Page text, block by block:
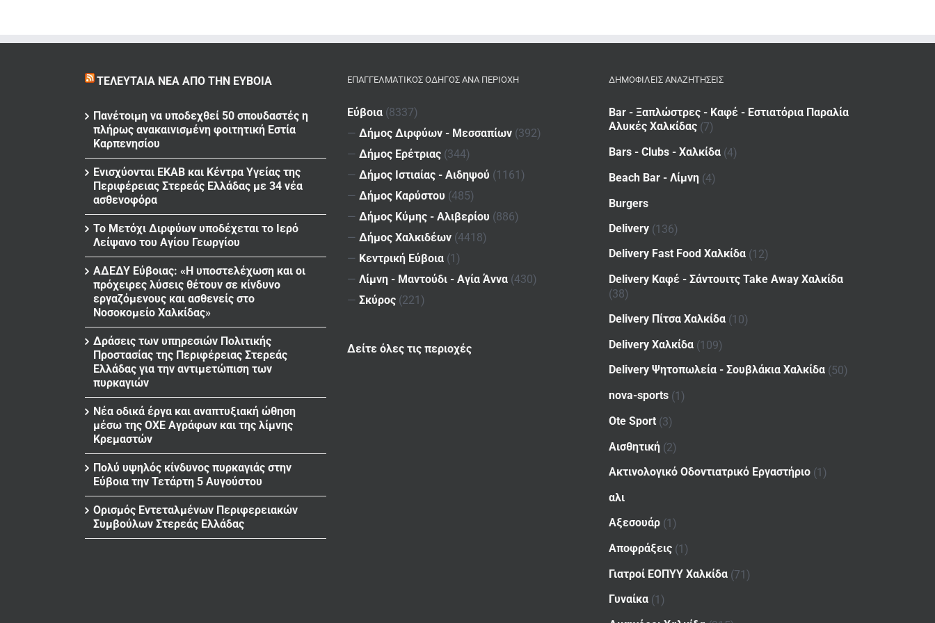
ΤΕΛΕΥΤΑΊΑ ΝΈΑ ΑΠΌ ΤΗΝ ΕΎΒΟΙΑ
Πανέτοιμη να υποδεχθεί 50 σπουδαστές η
πλήρως ανακαινισμένη φοιτητική Εστία
Καρπενησίου
Ενισχύονται ΕΚΑΒ και Κέντρα Υγείας της
Περιφέρειας Στερεάς Ελλάδας με 34 νέα
ασθενοφόρα
Το Μετόχι Διρφύων υποδέχεται το Ιερό
Λείψανο του Αγίου Γεωργίου
ΑΔΕΔΥ Εύβοιας: «Η υποστελέχωση και οι
πρόχειρες λύσεις θέτουν σε κίνδυνο
εργαζόμενους και ασθενείς στο
Νοσοκομείο Χαλκίδας»
Δράσεις των υπηρεσιών Πολιτικής
Προστασίας της Περιφέρειας Στερεάς
Ελλάδας για την αντιμετώπιση των
πυρκαγιών
Νέα οδικά έργα και αναπτυξιακή ώθηση
μέσω της ΟΧΕ Αγράφων και της λίμνης
Κρεμαστών
Πολύ υψηλός κίνδυνος πυρκαγιάς στην
Εύβοια την Τετάρτη 5 Αυγούστου
Ορισμός Εντεταλμένων Περιφερειακών
Συμβούλων Στερεάς Ελλάδας
ΕΠΑΓΓΕΛΜΑΤΙΚΌΣ ΟΔΗΓΌΣ ΑΝΆ ΠΕΡΙΟΧΉ
Εύβοια (8337)
— Δήμος Διρφύων - Μεσσαπίων (392)
— Δήμος Ερέτριας (344)
— Δήμος Ιστιαίας - Αιδηψού (1161)
— Δήμος Καρύστου (485)
— Δήμος Κύμης - Αλιβερίου (886)
— Δήμος Χαλκιδέων (4418)
— Κεντρική Εύβοια (1)
— Λίμνη - Μαντούδι - Αγία Άννα (430)
— Σκύρος (221)
Δείτε όλες τις περιοχές
ΔΗΜΟΦΙΛΕΙΣ ΑΝΑΖΗΤΗΣΕΙΣ
Bar - Ξαπλώστρες - Καφέ - Εστιατόρια Παραλία
Αλυκές Χαλκίδας (7)
Bars - Clubs - Χαλκίδα (4)
Beach Bar - Λίμνη (4)
Burgers
Delivery (136)
Delivery Fast Food Χαλκίδα (12)
Delivery Καφέ - Σάντουιτς Take Away Χαλκίδα
(38)
Delivery Πίτσα Χαλκίδα (10)
Delivery Χαλκίδα (109)
Delivery Ψητοπωλεία - Σουβλάκια Χαλκίδα (50)
nova-sports (1)
Ote Sport (3)
Αισθητική (2)
Ακτινολογικό Οδοντιατρικό Εργαστήριο (1)
αλι
Αξεσουάρ (1)
Αποφράξεις (1)
Γιατροί ΕΟΠΥΥ Χαλκίδα (71)
Γυναίκα (1)